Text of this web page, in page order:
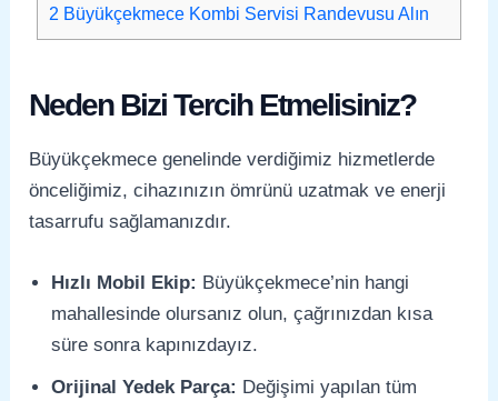
2 Büyükçekmece Kombi Servisi Randevusu Alın
Neden Bizi Tercih Etmelisiniz?
Büyükçekmece genelinde verdiğimiz hizmetlerde
önceliğimiz, cihazınızın ömrünü uzatmak ve enerji
tasarrufu sağlamanızdır.
Hızlı Mobil Ekip: Büyükçekmece’nin hangi
mahallesinde olursanız olun, çağrınızdan kısa
süre sonra kapınızdayız.
Orijinal Yedek Parça: Değişimi yapılan tüm